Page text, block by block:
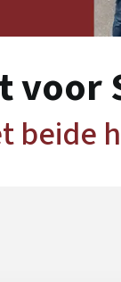
voor
beide